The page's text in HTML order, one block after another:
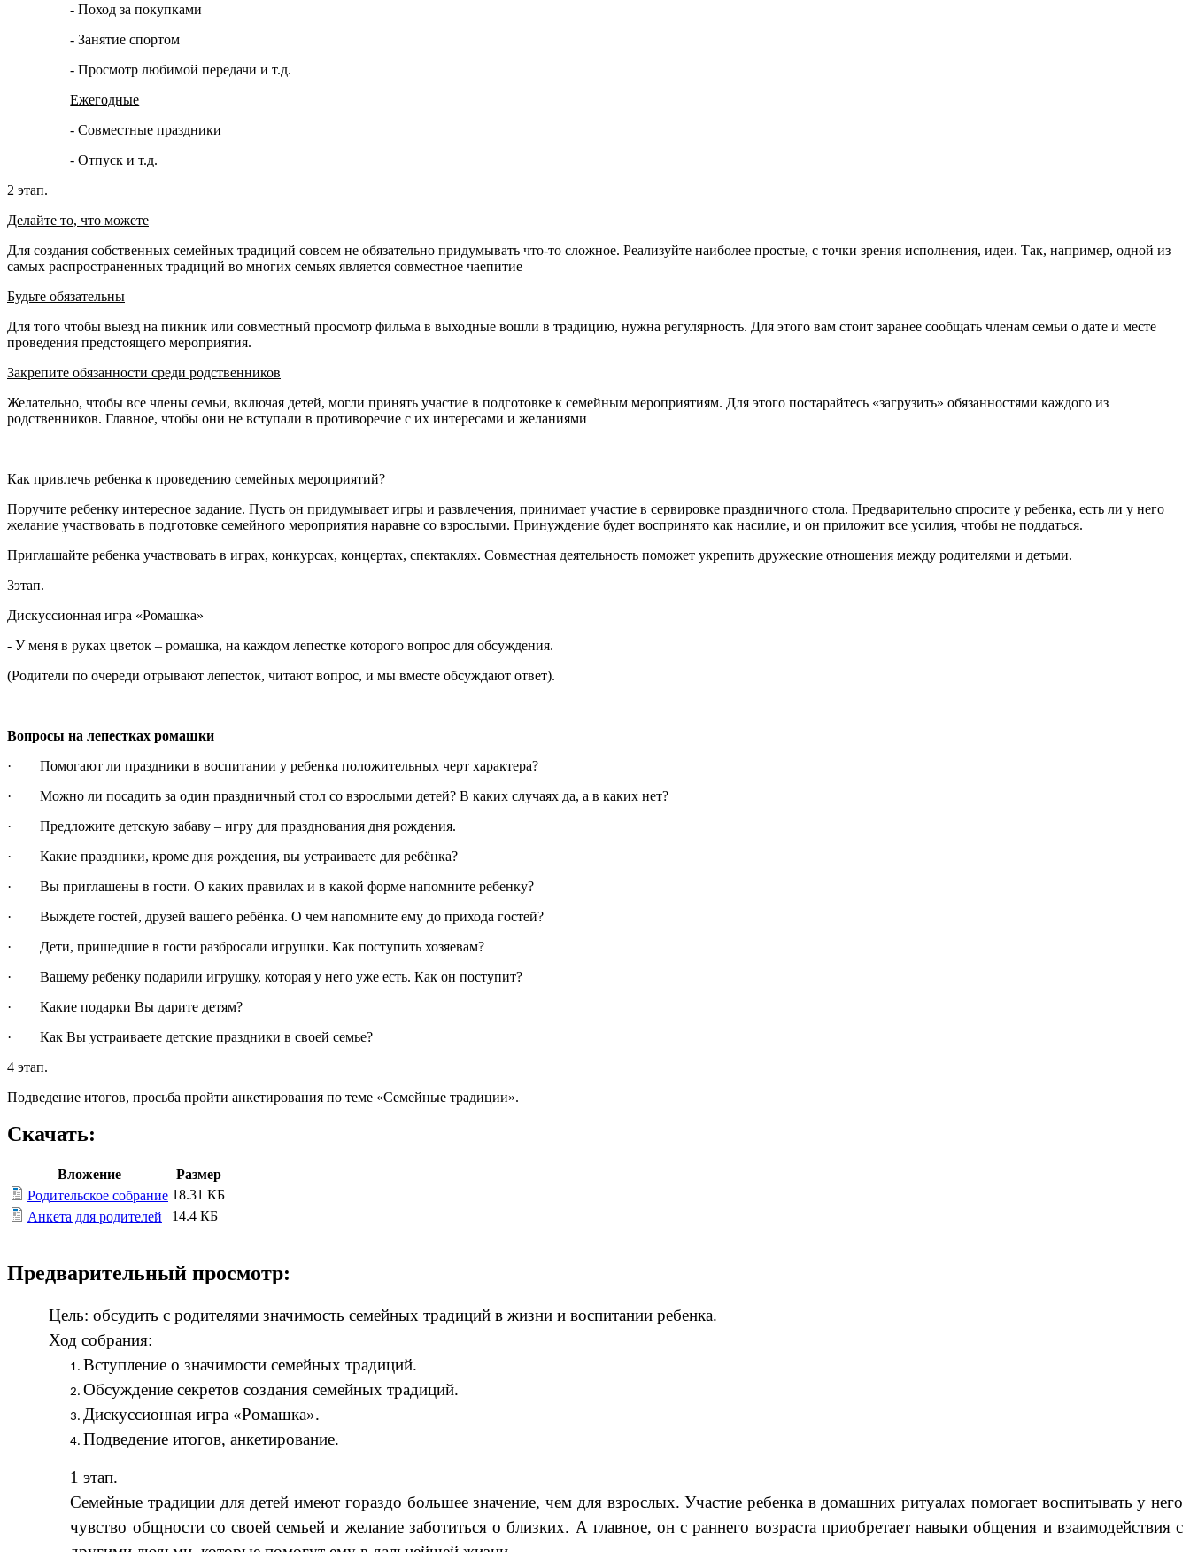
- Поход за покупками
- Занятие спортом
- Просмотр любимой передачи и т.д.
Ежегодные
- Совместные праздники
- Отпуск и т.д.
2 этап.
Делайте то, что можете
Для создания собственных семейных традиций совсем не обязательно придумывать что-то сложное. Реализуйте наиболее простые, с точки зрения исполнения, идеи. Так, например, одной из
самых распространенных традиций во многих семьях является совместное чаепитие
Будьте обязательны
Для того чтобы выезд на пикник или совместный просмотр фильма в выходные вошли в традицию, нужна регулярность. Для этого вам стоит заранее сообщать членам семьи о дате и месте
проведения предстоящего мероприятия.
Закрепите обязанности среди родственников
Желательно, чтобы все члены семьи, включая детей, могли принять участие в подготовке к семейным мероприятиям. Для этого постарайтесь «загрузить» обязанностями каждого из
родственников. Главное, чтобы они не вступали в противоречие с их интересами и желаниями
Как привлечь ребенка к проведению семейных мероприятий?
Поручите ребенку интересное задание. Пусть он придумывает игры и развлечения, принимает участие в сервировке праздничного стола. Предварительно спросите у ребенка, есть ли у него
желание участвовать в подготовке семейного мероприятия наравне со взрослыми. Принуждение будет воспринято как насилие, и он приложит все усилия, чтобы не поддаться.
Приглашайте ребенка участвовать в играх, конкурсах, концертах, спектаклях. Совместная деятельность поможет укрепить дружеские отношения между родителями и детьми.
3этап.
Дискуссионная игра «Ромашка»
- У меня в руках цветок – ромашка, на каждом лепестке которого вопрос для обсуждения.
(Родители по очереди отрывают лепесток, читают вопрос, и мы вместе обсуждают ответ).
Вопросы на лепестках ромашки
· Помогают ли праздники в воспитании у ребенка положительных черт характера?
· Можно ли посадить за один праздничный стол со взрослыми детей? В каких случаях да, а в каких нет?
· Предложите детскую забаву – игру для празднования дня рождения.
· Какие праздники, кроме дня рождения, вы устраиваете для ребёнка?
· Вы приглашены в гости. О каких правилах и в какой форме напомните ребенку?
· Выждете гостей, друзей вашего ребёнка. О чем напомните ему до прихода гостей?
· Дети, пришедшие в гости разбросали игрушки. Как поступить хозяевам?
· Вашему ребенку подарили игрушку, которая у него уже есть. Как он поступит?
· Какие подарки Вы дарите детям?
· Как Вы устраиваете детские праздники в своей семье?
4 этап.
Подведение итогов, просьба пройти анкетирования по теме «Семейные традиции».
Скачать:
Вложение
Размер
Родительское собрание 18.31 КБ
Анкета для родителей
14.4 КБ
Предварительный просмотр:
Цель: обсудить с родителями значимость семейных традиций в жизни и воспитании ребенка.
Ход собрания:
Вступление о значимости семейных традиций.
Обсуждение секретов создания семейных традиций.
Дискуссионная игра «Ромашка».
Подведение итогов, анкетирование.
1 этап.
Семейные традиции для детей имеют гораздо большее значение, чем для взрослых. Участие ребенка в домашних ритуалах помогает воспитывать у него
чувство общности со своей семьей и желание заботиться о близких. А главное, он с раннего возраста приобретает навыки общения и взаимодействия с